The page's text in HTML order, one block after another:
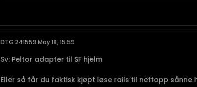
DTG 241559 May 18, 15:59
Sv: Peltor adapter til SF hjelm
Eller så får du faktisk kjøpt løse rails til nettopp sånne